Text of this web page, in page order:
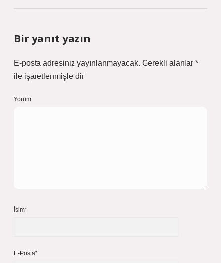
Bir yanıt yazın
E-posta adresiniz yayınlanmayacak. Gerekli alanlar *
ile işaretlenmişlerdir
Yorum
İsim*
E-Posta*